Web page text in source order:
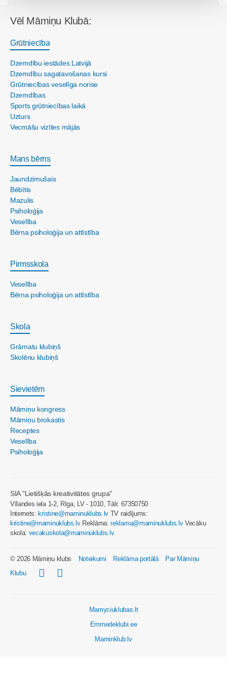
Vēl Māmiņu Klubā:
Grūtniecība
Dzemdību iestādes Latvijā
Dzemdību sagatavošanas kursi
Grūtniecības veselīga norise
Dzemdības
Sports grūtniecības laikā
Uzturs
Vecmāšu vizītes mājās
Mans bērns
Jaundzimušais
Bēbītis
Mazulis
Psiholoģija
Veselība
Bērna psiholoģija un attīstība
Pirmsskola
Veselība
Bērna psiholoģija un attīstība
Skola
Grāmatu klubiņš
Skolēnu klubiņš
Sievietēm
Māmiņu kongress
Māmiņu brokastis
Receptes
Veselība
Psiholoģija
SIA "Lietišķās kreativitātes grupa"
Vīlandes iela 1-2, Rīga, LV - 1010, Tālr. 67350750
Internets:kristine@maminuklubs.lv TV raidījums:
kristine@maminuklubs.lvReklāma:reklama@maminuklubs.lvVecāku
skola: vecakuskola@maminuklubs.lv
© 2026 Māmiņu klubs Noteikumi Reklāma portālā
Par Māmiņu
Klubu
Mamyciuklubas.lt
Emmedeklubi.ee
Maminklub.lv